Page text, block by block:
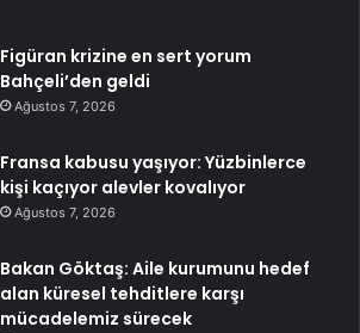
Figüran krizine en sert yorum
Bahçeli’den geldi
Ağustos 7, 2026
Fransa kabusu yaşıyor: Yüzbinlerce
kişi kaçıyor alevler kovalıyor
Ağustos 7, 2026
Bakan Göktaş: Aile kurumunu hedef
alan küresel tehditlere karşı
mücadelemiz sürecek